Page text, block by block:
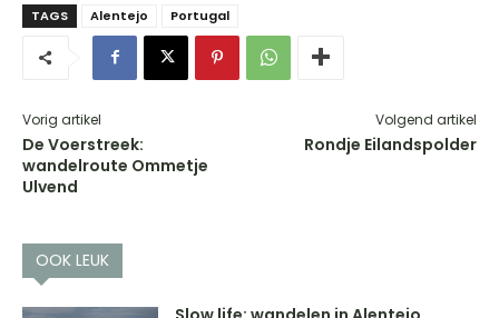
TAGS Alentejo Portugal
Vorig artikel
De Voerstreek:
wandelroute Ommetje
Ulvend
Volgend artikel
Rondje Eilandspolder
OOK LEUK